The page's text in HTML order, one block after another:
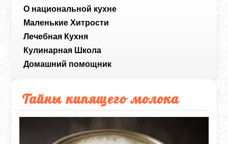
О национальной кухне
Маленькие Хитрости
Лечебная Кухня
Кулинарная Школа
Домашний помощник
Тайны кипящего молока